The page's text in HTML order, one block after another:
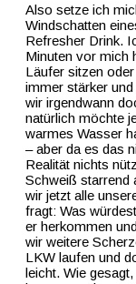
Also setze ich
Windschatten
Refresher Drink.
Minuten vor mich
Läufer sitzen
immer stärker
wir irgendwann
natürlich möchte
warmes Wasser
– aber da es das
Realität nichts
Schweiß starrend
wir jetzt alle
fragt: Was
er herkommen
wir weitere
LKW laufen und
leicht. Wie